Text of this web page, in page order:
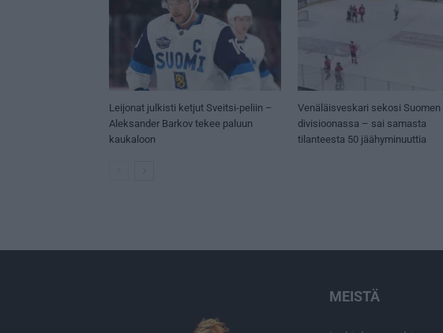
Leijonat julkisti ketjut Sveitsi-peliin –
Aleksander Barkov tekee paluun
kaukaloon
Venäläisveskari sekosi Suomen
divisioonassa – sai samasta
tilanteesta 50 jäähyminuuttia
MEISTÄ